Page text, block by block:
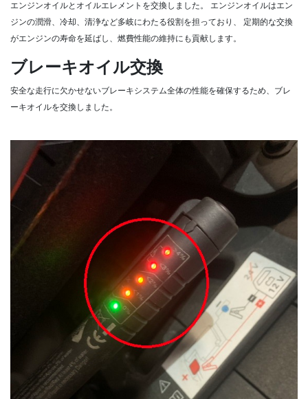
エンジンオイルとオイルエレメントを交換しました。
エンジンオイルはエン
ジンの潤滑、冷却、清浄など多岐にわたる役割を担っており、
定期的な交換
がエンジンの寿命を延ばし、燃費性能の維持にも貢献します。
ブレーキオイル交換
安全な走行に欠かせないブレーキシステム全体の性能を確保するため、ブレ
ーキオイルを交換しました。